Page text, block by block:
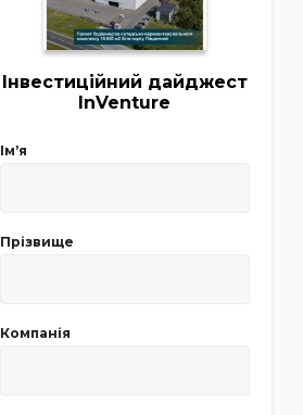
Інвестиційний дайджест
InVenture
Імʼя
Прізвище
Компанія